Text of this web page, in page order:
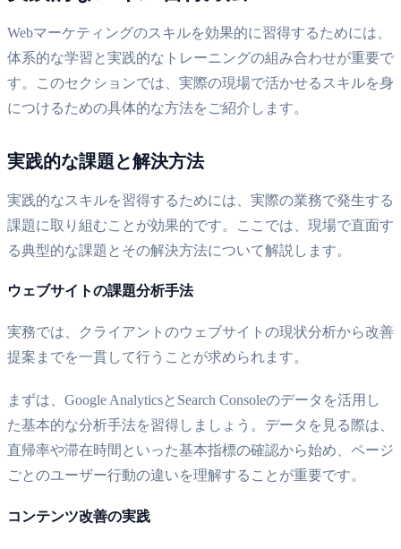
Webマーケティングのスキルを効果的に習得するためには、
体系的な学習と実践的なトレーニングの組み合わせが重要で
す。このセクションでは、実際の現場で活かせるスキルを身
につけるための具体的な方法をご紹介します。
実践的な課題と解決方法
実践的なスキルを習得するためには、実際の業務で発生する
課題に取り組むことが効果的です。ここでは、現場で直面す
る典型的な課題とその解決方法について解説します。
ウェブサイトの課題分析手法
実務では、クライアントのウェブサイトの現状分析から改善
提案までを一貫して行うことが求められます。
まずは、Google AnalyticsとSearch Consoleのデータを活用し
た基本的な分析手法を習得しましょう。データを見る際は、
直帰率や滞在時間といった基本指標の確認から始め、ページ
ごとのユーザー行動の違いを理解することが重要です。
コンテンツ改善の実践